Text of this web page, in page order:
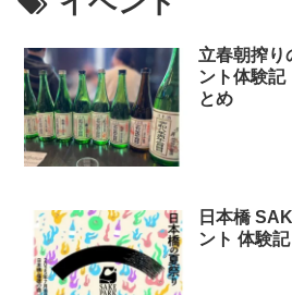
立春朝搾り
ント体験記
とめ
日本橋
ント 体験